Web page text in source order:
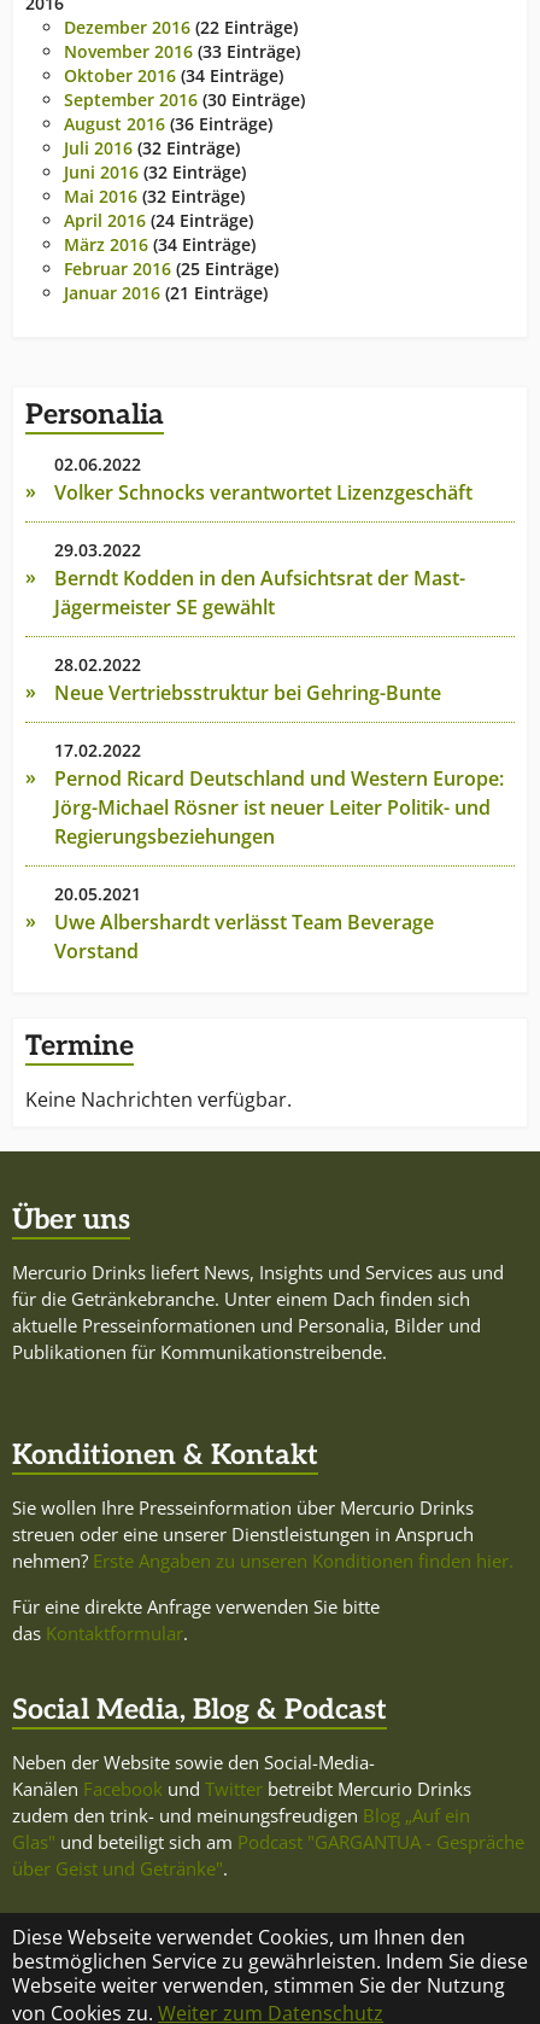
Diese Webseite verwendet Cookies, um Ihnen den
bestmöglichen Service zu gewährleisten. Indem Sie diese
Webseite weiter verwenden, stimmen Sie der Nutzung
von Cookies zu. Weiter zum Datenschutz
Dezember 2016 (22 Einträge)
November 2016 (33 Einträge)
Oktober 2016 (34 Einträge)
September 2016 (30 Einträge)
August 2016 (36 Einträge)
Juli 2016 (32 Einträge)
Juni 2016 (32 Einträge)
Mai 2016 (32 Einträge)
April 2016 (24 Einträge)
März 2016 (34 Einträge)
Februar 2016 (25 Einträge)
Januar 2016 (21 Einträge)
Personalia
02.06.2022
Volker Schnocks verantwortet Lizenzgeschäft
29.03.2022
Berndt Kodden in den Aufsichtsrat der Mast-
Jägermeister SE gewählt
28.02.2022
Neue Vertriebsstruktur bei Gehring-Bunte
17.02.2022
Pernod Ricard Deutschland und Western Europe:
Jörg-Michael Rösner ist neuer Leiter Politik- und
Regierungsbeziehungen
20.05.2021
Uwe Albershardt verlässt Team Beverage
Vorstand
Termine
Keine Nachrichten verfügbar.
Über uns
Mercurio Drinks liefert News, Insights und Services aus und
für die Getränkebranche. Unter einem Dach finden sich
aktuelle Presseinformationen und Personalia, Bilder und
Publikationen für Kommunikationstreibende.
Konditionen & Kontakt
Sie wollen Ihre Presseinformation über Mercurio Drinks
streuen oder eine unserer Dienstleistungen in Anspruch
nehmen? Erste Angaben zu unseren Konditionen finden hier.
Für eine direkte Anfrage verwenden Sie bitte
das Kontaktformular.
Social Media, Blog & Podcast
Neben der Website sowie den Social-Media-
Kanälen Facebook und Twitter betreibt Mercurio Drinks
zudem den trink- und meinungsfreudigen Blog „Auf ein
Glas" und beteiligt sich am Podcast "GARGANTUA - Gespräche
über Geist und Getränke".
KONTAKT ÜBER MERCURIO DRINKS IMPRESSUM